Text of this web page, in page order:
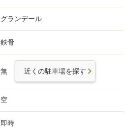
グランデール
鉄骨
無 近くの駐車場を探す
空
即時